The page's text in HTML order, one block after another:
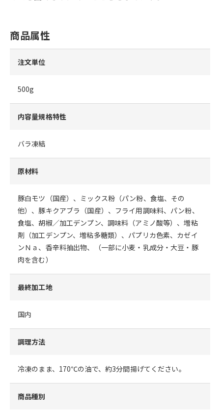
商品属性
注文単位
500g
内容量規格特性
バラ凍結
原材料
豚白モツ（国産）、ミックス粉（パン粉、食塩、その
他）、豚キクアブラ（国産）、フライ用調味料、パン粉、
食塩、胡椒／加工デンプン、調味料（アミノ酸等）、増粘
剤（加工デンプン、増粘多糖類）、パプリカ色素、カゼイ
ンＮａ、香辛料抽出物、（一部に小麦・乳成分・大豆・豚
肉を含む）
最終加工地
国内
調理方法
冷凍のまま、170℃の油で、約3分間揚げてください。
商品種別